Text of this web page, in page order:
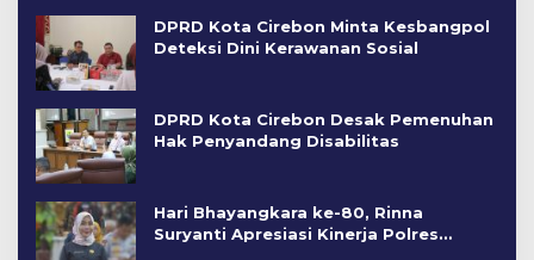
DPRD Kota Cirebon Minta Kesbangpol
Deteksi Dini Kerawanan Sosial
DPRD Kota Cirebon Desak Pemenuhan
Hak Penyandang Disabilitas
Hari Bhayangkara ke-80, Rinna
Suryanti Apresiasi Kinerja Polres